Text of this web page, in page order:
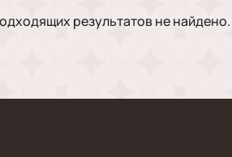
результатов не найдено.